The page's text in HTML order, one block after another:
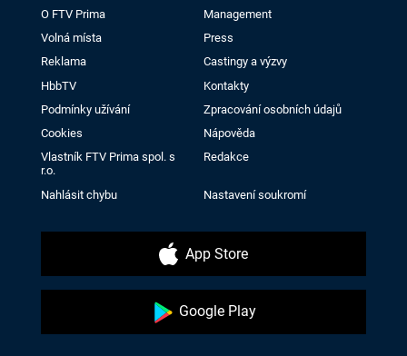
O FTV Prima
Management
Volná místa
Press
Reklama
Castingy a výzvy
HbbTV
Kontakty
Podmínky užívání
Zpracování osobních údajů
Cookies
Nápověda
Vlastník FTV Prima spol. s
r.o.
Redakce
Nahlásit chybu Nastavení soukromí
App Store
Google Play